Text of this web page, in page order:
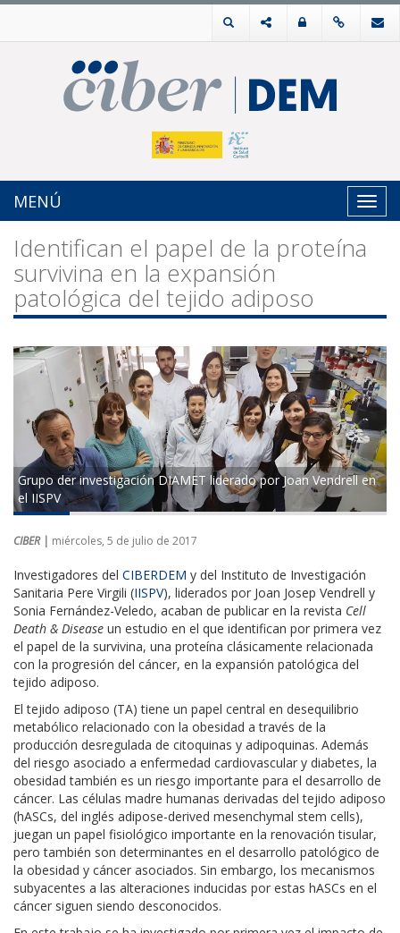
MENÚ
Identifican el papel de la proteína
survivina en la expansión
patológica del tejido adiposo
Grupo der investigación DIAMET liderado por Joan Vendrell en
el IISPV
CIBER | miércoles, 5 de julio de 2017
Investigadores del CIBERDEM y del Instituto de Investigación
Sanitaria Pere Virgili (IISPV), liderados por Joan Josep Vendrell y
Sonia Fernández-Veledo, acaban de publicar en la revista Cell
Death & Disease un estudio en el que identifican por primera vez
el papel de la survivina, una proteína clásicamente relacionada
con la progresión del cáncer, en la expansión patológica del
tejido adiposo.
El tejido adiposo (TA) tiene un papel central en desequilibrio
metabólico relacionado con la obesidad a través de la
producción desregulada de citoquinas y adipoquinas. Además
del riesgo asociado a enfermedad cardiovascular y diabetes, la
obesidad también es un riesgo importante para el desarrollo de
cáncer. Las células madre humanas derivadas del tejido adiposo
(hASCs, del inglés adipose-derived mesenchymal stem cells),
juegan un papel fisiológico importante en la renovación tisular,
pero también son determinantes en el desarrollo patológico de
la obesidad y cáncer asociados. Sin embargo, los mecanismos
subyacentes a las alteraciones inducidas por estas hASCs en el
cáncer siguen siendo desconocidos.